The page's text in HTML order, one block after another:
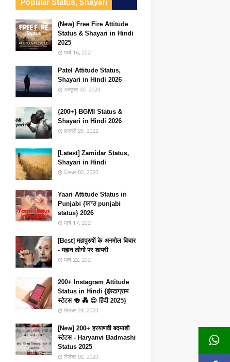
Popular Status, Shayari
(New) Free Fire Attitude
Status & Shayari in Hindi
2025
मार्च 16, 2021
Patel Attitude Status,
Shayari in Hindi 2026
अक्टूबर 30, 2020
{200+} BGMI Status &
Shayari in Hindi 2026
फ़रवरी 25, 2022
[Latest] Zamidar Status,
Shayari in Hindi
दिसंबर 03, 2020
Yaari Attitude Status in
Punjabi {ਯਾਰ punjabi
status} 2026
मार्च 17, 2021
[Best] महापुरुषों के अनमोल विचार
- महान लोगों पर शायरी
मार्च 22, 2021
200+ Instagram Attitude
Status in Hindi {इंस्टाग्राम
स्टेटस 🍻 💑 😍 हिंदी 2025}
सितंबर 24, 2020
[New] 200+ हरयाणवी बदमाशी
स्टेटस - Haryanvi Badmashi
Status 2025
सितंबर 02, 2020